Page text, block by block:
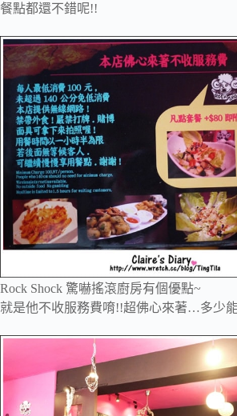
餐點都還不錯呢!!
Rock Shock 驚嚇搖滾廚房有個優點~
就是他不收服務費唷!!超佛心來著…多少